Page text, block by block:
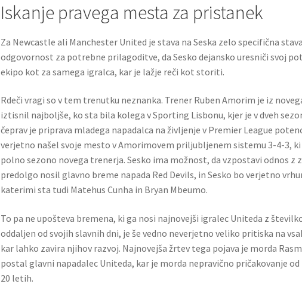
Iskanje pravega mesta za pristanek
Za Newcastle ali Manchester United je stava na Seska zelo specifična
odgovornost za potrebne prilagoditve, da Sesko dejansko uresniči svoj
ekipo kot za samega igralca, kar je lažje reči kot storiti.
Rdeči vragi so v tem trenutku neznanka. Trener Ruben Amorim je iz
iztisnil najboljše, ko sta bila kolega v Sporting Lisbonu, kjer je v dveh
čeprav je priprava mladega napadalca na življenje v Premier League
verjetno našel svoje mesto v Amorimovem priljubljenem sistemu 3-4-3,
polno sezono novega trenerja. Sesko ima možnost, da vzpostavi odnos z
predolgo nosil glavno breme napada Red Devils, in Sesko bo verjetno
katerimi sta tudi Matehus Cunha in Bryan Mbeumo.
To pa ne upošteva bremena, ki ga nosi najnovejši igralec Uniteda z
oddaljen od svojih slavnih dni, je še vedno neverjetno veliko pritiska na
kar lahko zavira njihov razvoj. Najnovejša žrtev tega pojava je morda
postal glavni napadalec Uniteda, kar je morda nepravično pričakovanje
20 letih.